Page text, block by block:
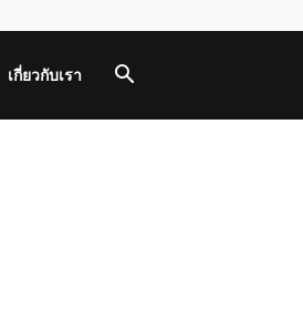
เกี่ยวกับเรา